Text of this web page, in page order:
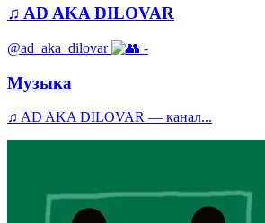
♫ AD AKA DILOVAR
@ad_aka_dilovar -
Музыка
♫ AD AKA DILOVAR — канал...